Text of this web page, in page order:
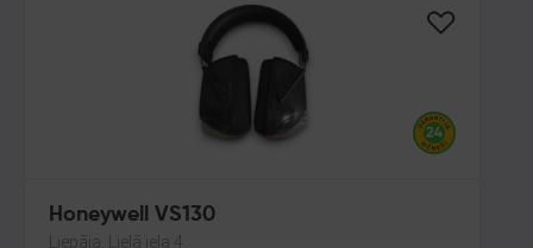
Honeywell VS130
Liepāja, Lielā iela 4